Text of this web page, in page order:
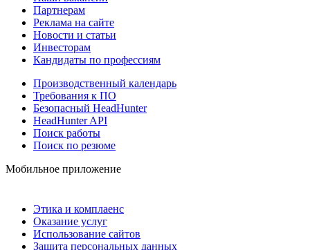
Партнерам
Реклама на сайте
Новости и статьи
Инвесторам
Кандидаты по профессиям
Производственный календарь
Требования к ПО
Безопасный HeadHunter
HeadHunter API
Поиск работы
Поиск по резюме
Мобильное приложение
Этика и комплаенс
Оказание услуг
Использование сайтов
Защита персональных данных